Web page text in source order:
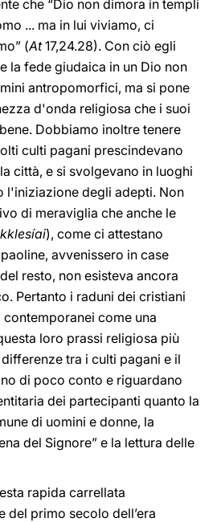
che “Dio non dimora in templi
... ma in lui viviamo, ci
(At17,24.28). Con ciò egli
la fede giudaica in un Dio non
antropomorfici, ma si pone
d'onda religiosa che i suoi
Dobbiamo inoltre tenere
culti pagani prescindevano
città, e si svolgevano in luoghi
l'iniziazione degli adepti. Non
di meraviglia che anche le
), come ci attestano
avvenissero in case
resto, non esisteva ancora
Pertanto i raduni dei cristiani
come una
loro prassi religiosa più
tra i culti pagani e il
di poco conto e riguardano
dei partecipanti quanto la
di uomini e donne, la
del Signore” e la lettura delle
rapida carrellata
del primo secolo dell’era